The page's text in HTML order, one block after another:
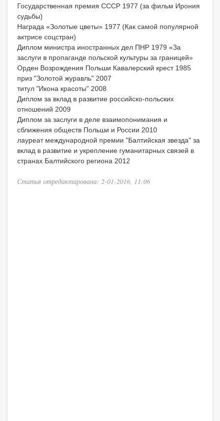
Государственная премия СССР 1977 (за фильм Ирония
судьбы)
Награда «Золотые цветы» 1977 (Как самой популярной
актрисе соцстран)
Диплом министра иностранных дел ПНР 1979 «За
заслуги в пропаганде польской культуры за границей»
Орден Возрождения Польши Кавалерский крест 1985
приз "Золотой журавль" 2007
титул "Икона красоты" 2008
Диплом за вклад в развитие российско-польских
отношений 2009
Диплом за заслуги в деле взаимопонимания и
сближения обществ Польши и России 2010
лауреат международной премии "Балтийская звезда" за
вклад в развитие и укрепление гуманитарных связей в
странах Балтийского региона 2012
Статья отредактирована: 2-01-2016, 11:06